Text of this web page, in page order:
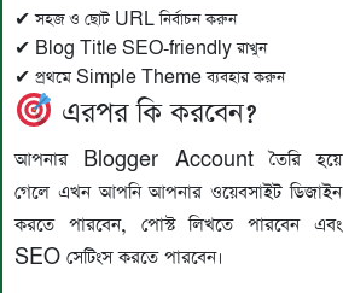
✔ সহজ ও ছোট URL নির্বাচন করুন
✔ Blog Title SEO-friendly রাখুন
✔ প্রথমে Simple Theme ব্যবহার করুন
এরপর কি করবেন?
আপনার Blogger Account তৈরি হয়ে
গেলে এখন আপনি আপনার ওয়েবসাইট ডিজাইন
করতে পারবেন, পোস্ট লিখতে পারবেন এবং
SEO সেটিংস করতে পারবেন।